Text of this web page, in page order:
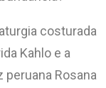
costurada
Kahlo e a
peruana Rosana